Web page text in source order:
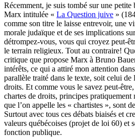
Récemment, je suis tombé sur une
Marx intitulée « La Question juive »
comme son titre le laisse entrevoir, une
morale judaïque et de ses implications
détrompez-vous, vous qui croyez peut-
le terrain religieux. Tout au contraire!
critique que propose Marx à Bruno
intérêts, ce qui a attiré mon attention
parallèle traité dans le texte, soit celui de
droits. Et comme vous le savez peut-
chartes de droits, principes pratiquement
que l’on appelle les « chartistes », sont
Surtout avec tous ces débats biaisés et
valeurs québécoises (projet de loi 60) et
fonction publique.